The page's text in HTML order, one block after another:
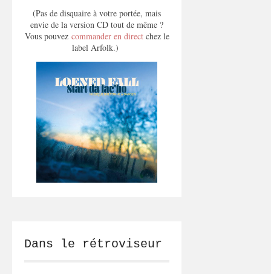
(Pas de disquaire à votre portée, mais
envie de la version CD tout de même ?
Vous pouvezcommander en directchez le
label Arfolk.)
Dans le rétroviseur